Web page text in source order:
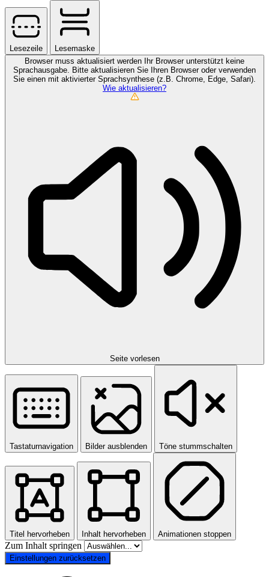
Lesezeile
Lesemaske
Browser muss aktualisiert werden Ihr Browser unterstützt keine
Sprachausgabe. Bitte aktualisieren Sie Ihren Browser oder verwenden
Sie einen mit aktivierter Sprachsynthese (z.B. Chrome, Edge, Safari).
Wie aktualisieren?
Seite vorlesen
Tastaturnavigation Bilder ausblenden Töne stummschalten
Titel hervorheben Inhalt hervorheben Animationen stoppen
Zum Inhalt springen
Einstellungen zurücksetzen